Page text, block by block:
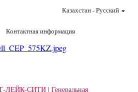
Контактная информация
Казахстан-Pусский
ЛЕЙК-СИТИ Генеральная